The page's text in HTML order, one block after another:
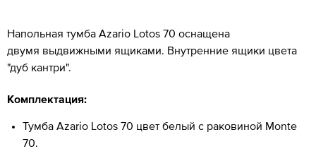
Напольная тумба Azario Lotos 70 оснащена
двумя выдвижными ящиками. Внутренние ящики цвета
"дуб кантри".
Комплектация:
Тумба Azario Lotos 70 цвет белый с раковиной Monte
70.